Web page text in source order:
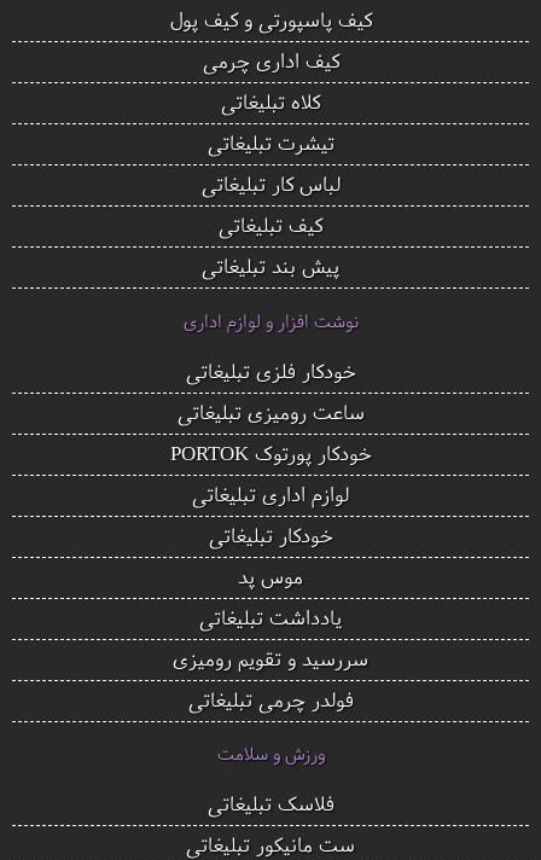
کیف پاسپورتی و کیف پول
کیف اداری چرمی
کلاه تبلیغاتی
تیشرت تبلیغاتی
لباس کار تبلیغاتی
کیف تبلیغاتی
پیش بند تبلیغاتی
نوشت افزار و لوازم اداری
خودکار فلزی تبلیغاتی
ساعت رومیزی تبلیغاتی
خودکار پورتوک PORTOK
لوازم اداری تبلیغاتی
خودکار تبلیغاتی
موس پد
یادداشت تبلیغاتی
سررسید و تقویم رومیزی
فولدر چرمی تبلیغاتی
ورزش و سلامت
فلاسک تبلیغاتی
ست مانیکور تبلیغاتی